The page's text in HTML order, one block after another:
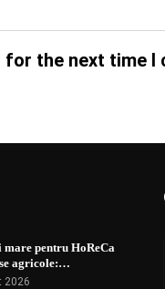
for the next time I
mare pentru HoReCa
agricole:…
2026